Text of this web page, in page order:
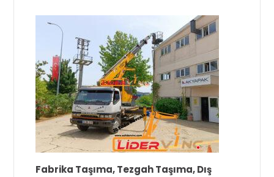
Fabrika Taşıma, Tezgah Taşıma, Dış